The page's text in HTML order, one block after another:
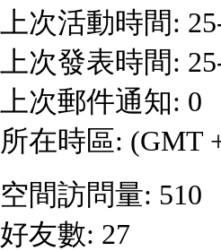
上次活動時間:
上次發表時間:
上次郵件通知: 0
所在時區: (GMT
空間訪問量: 510
好友數: 27